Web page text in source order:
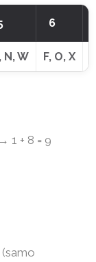
6
N, W F, O, X
1 + 8 = 9